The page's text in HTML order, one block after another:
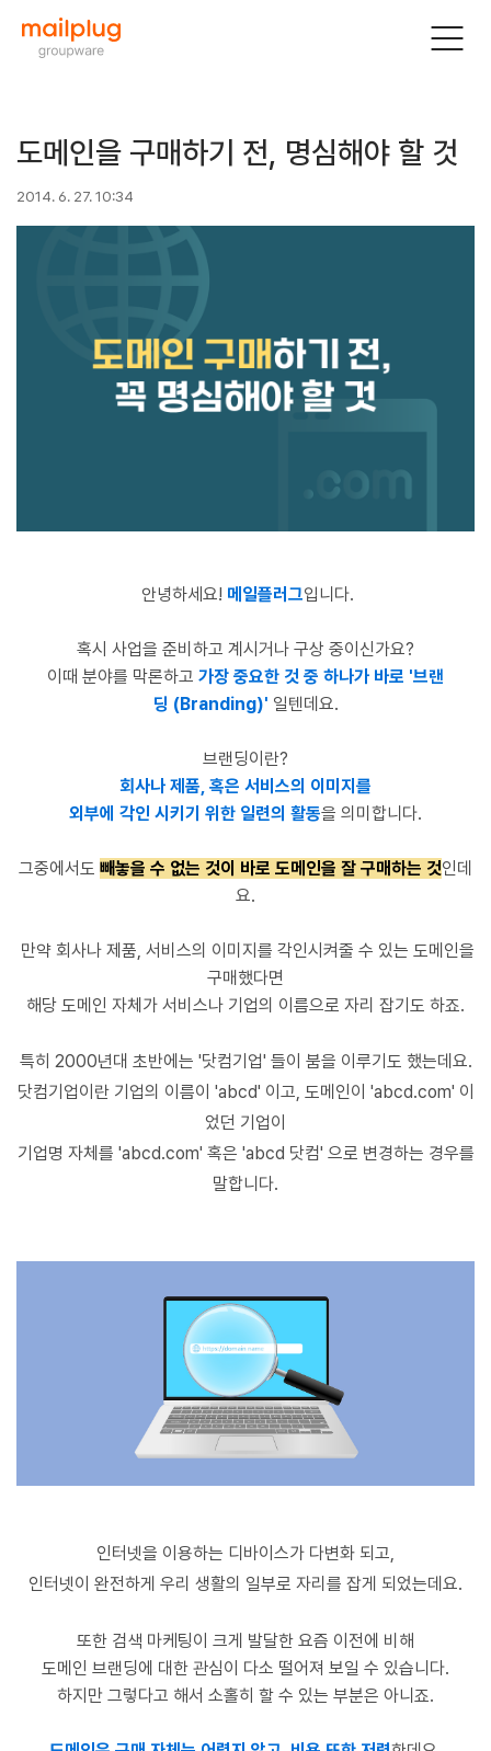
도메인을 구매하기 전, 명심해야 할 것
2014. 6. 27. 10:34
안녕하세요! 메일플러그입니다.
혹시 사업을 준비하고 계시거나 구상 중이신가요?
이때 분야를 막론하고 가장 중요한 것 중 하나가 바로 '브랜
딩 (Branding)' 일텐데요.
브랜딩이란?
회사나 제품, 혹은 서비스의 이미지를
외부에 각인 시키기 위한 일련의 활동을 의미합니다.
그중에서도 빼놓을 수 없는 것이 바로 도메인을 잘 구매하는 것인데
요.
만약 회사나 제품, 서비스의 이미지를 각인시켜줄 수 있는 도메인을
구매했다면
해당 도메인 자체가 서비스나 기업의 이름으로 자리 잡기도 하죠.
특히 2000년대 초반에는 '닷컴기업' 들이 붐을 이루기도 했는데요.
닷컴기업이란 기업의 이름이 'abcd' 이고, 도메인이 'abcd.com' 이
었던 기업이
기업명 자체를 'abcd.com' 혹은 'abcd 닷컴' 으로 변경하는 경우를
말합니다.
인터넷을 이용하는 디바이스가 다변화 되고,
인터넷이 완전하게 우리 생활의 일부로 자리를 잡게 되었는데요.
또한 검색 마케팅이 크게 발달한 요즘 이전에 비해
도메인 브랜딩에 대한 관심이 다소 떨어져 보일 수 있습니다.
하지만 그렇다고 해서 소홀히 할 수 있는 부분은 아니죠.